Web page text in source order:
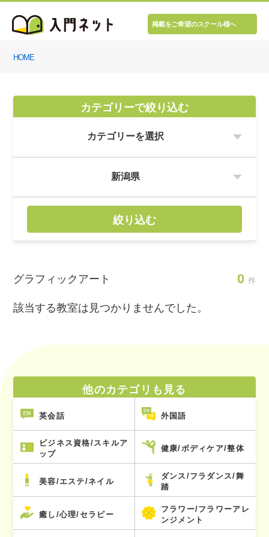
掲載をご希望のスクール様へ
HOME
カテゴリーで絞り込む
絞り込む
グラフィックアート 0 件
該当する教室は見つかりませんでした。
他のカテゴリも見る
英会話 外国語
ビジネス資格/スキルア
ップ
健康/ボディケア/整体
美容/エステ/ネイル
ダンス/フラダンス/舞
踏
癒し/心理/セラピー
フラワー/フラワーアレ
ンジメント